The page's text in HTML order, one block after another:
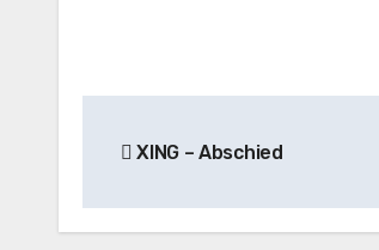
XING – Abschied